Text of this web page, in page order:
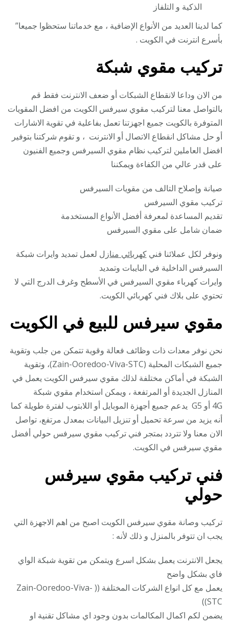
الذكية و التلفاز
كما لدينا العديد من الأنواع الإضافية ، مع خدماتنا ستحظوا جميعا”
بأسرع انترنت في الكويت .
تركيب مقوي شبكة
من الان وداعا لانقطاع الشبكات أو ضعف الانترنت فقط قم
بالتواصل معنا لتركيب مقوي سيرفس الكويت من افضل المقويات
المتوفرة بالكويت جميع اجهزتنا تعمل بفاعلية في تقوية الاشارات
أو حل مشاكل انقطاع الاتصال أو الانترنت ، و تقوم شركتنا بتوفير
افضل العاملين لتركيب نظام مقوي السيرفس وجميع الفنيون
على قدر عالي من الكفاءة ويمكننا
صيانة وإصلاح التالف من مقويات السيرفس
تركيب مقوي السيرفس
تقديم المساعدة لمعرفة أفضل الأنواع المستخدمة
ضمان شامل على مقوي السيرفس
ونوفر لكل عملائنا فنيكهربائي منازل لعمل تمديد وايرات شبكة
السيرفس الداخلية في البايبات وتمديد
وايرات كهرباء مقوي السيرفس في الأسطح وغرف الدرج التي لا
تحتوي على بلاك فني كهربائي الكويت.
مقوي سيرفس للبيع في الكويت
نحن نوفر معدات ذات وظائف فعالة وقوية تتمكن من جلب وتقوية
جميع الشبكات المحلية (Zain-Ooredoo-Viva-STC)، وتقوية
الشبكة في أماكن مختلفة لذلك مقوي سيرفس الكويت يعمل في
المنازل الجديدة أو المرتفعة ، ويمكن استخدام مقوي شبكة
4G أو G5 يدعم جميع أجهزة الموبايل أو اللابتوب لفترة طويلة كما
أنه يزيد من سرعة تحميل أو تنزيل البيانات بمعدل مرتفع، تواصل
الان معنا ولا تتردد بمتجر فني تركيب مقوي سيرفس حولي أفضل
مقوي سيرفس في الكويت.
فني تركيب مقوي سيرفس
حولي
تركيب وصانة مقوي سيرفس الكويت اصبح من اهم الاجهزة التي
يجب ان تتوفر بالمنزل و ذلك لأنه :
يجعل الانترنت يعمل بشكل اسرع ويتمكن من تقوية شبكة الواي
فاي بشكل واضح
يعمل مع كل انواع الشركات المختلفة (( Zain-Ooredoo-Viva-
STC))
يضمن لكم اكمال المكالمات بدون وجود اي مشاكل تقنية او